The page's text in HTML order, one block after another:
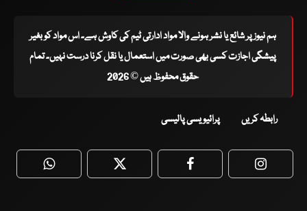
ہم نیوز پر شائع یا نشر ہونے والا مواد ادارتی ٹیم کی کاوش ہے۔ اس مواد کو بغیر
پیشگی اجازت کسی بھی صورت میں استعمال یا نقل کرنا درست نہیں۔ تمام
حقوق محفوظ ہیں © 2026
رابطہ کریں پرائیویسی پالیسی
WhatsApp Twitter Facebook